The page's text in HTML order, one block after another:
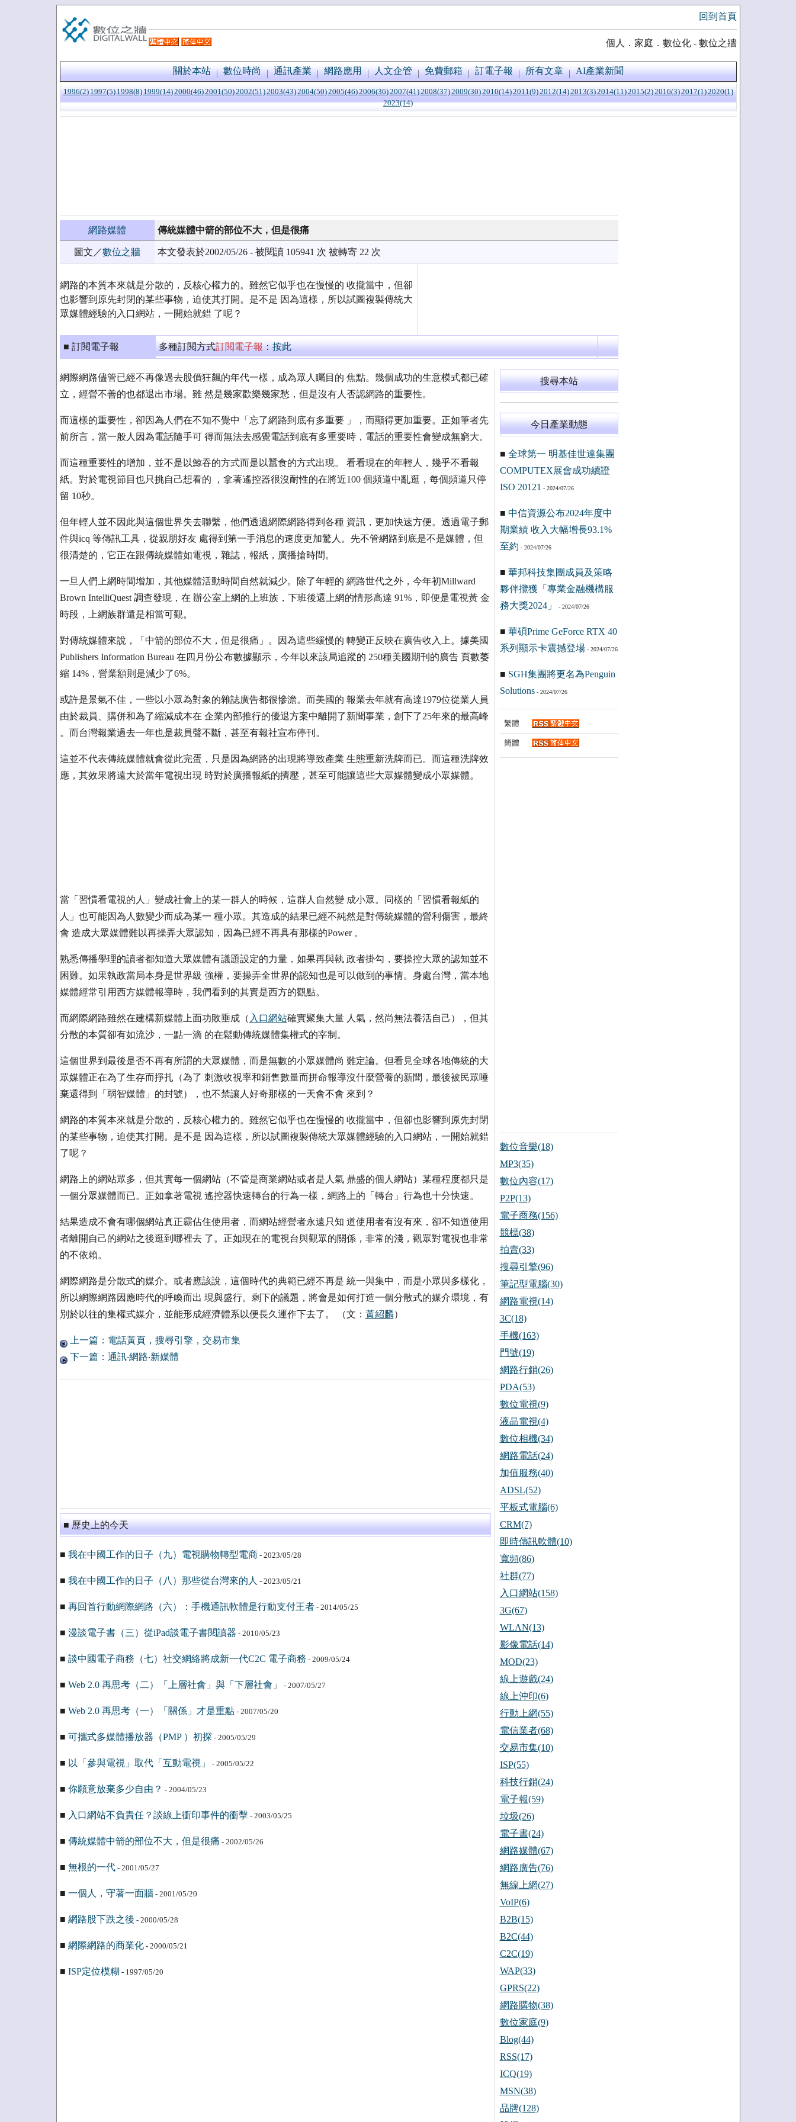
回到首頁
個人．家庭．數位化 - 數位之牆
關於本站 數位時尚 通訊產業 網路應用 人文企管 免費郵箱 訂電子報 所有文章 AI產業新聞
1996(2) 1997(5) 1998(8) 1999(14)2000(46)2001(50)2002(51)2003(43)2004(50)2005(46)2006(36)2007(41)2008(37)2009(30)2010(14)2011(9)2012(14)2013(3)2014(11)2015(2)2016(3)2017(1)2020(1)
2023(14)
網路媒體 傳統媒體中箭的部位不大，但是很痛
圖文／數位之牆 本文發表於2002/05/26 - 被閱讀 105941 次 被轉寄 22 次
網路的本質本來就是分散的，反核心權力的。雖然它似乎也在慢慢的 收攏當中，但卻
也影響到原先封閉的某些事物，迫使其打開。是不是 因為這樣，所以試圖複製傳統大
眾媒體經驗的入口網站，一開始就錯 了呢？
■ 訂閱電子報 多種訂閱方式訂閱電子報：按此
網際網路儘管已經不再像過去股價狂飆的年代一樣，成為眾人矚目的 焦點。幾個成功的生意模式都已確
立，經營不善的也都退出市場。雖 然是幾家歡樂幾家愁，但是沒有人否認網路的重要性。
而這樣的重要性，卻因為人們在不知不覺中「忘了網路到底有多重要 」，而顯得更加重要。正如筆者先
前所言，當一般人因為電話隨手可 得而無法去感覺電話到底有多重要時，電話的重要性會變成無窮大。
而這種重要性的增加，並不是以鯨吞的方式而是以蠶食的方式出現。 看看現在的年輕人，幾乎不看報
紙。對於電視節目也只挑自己想看的 ，拿著遙控器很沒耐性的在將近100 個頻道中亂逛，每個頻道只停
留 10秒。
但年輕人並不因此與這個世界失去聯繫，他們透過網際網路得到各種 資訊，更加快速方便。透過電子郵
件與icq 等傳訊工具，從親朋好友 處得到第一手消息的速度更加驚人。先不管網路到底是不是媒體，但
很清楚的，它正在跟傳統媒體如電視，雜誌，報紙，廣播搶時間。
一旦人們上網時間增加，其他媒體活動時間自然就減少。除了年輕的 網路世代之外，今年初Millward
Brown IntelliQuest 調查發現，在 辦公室上網的上班族，下班後還上網的情形高達 91%，即便是電視黃 金
時段，上網族群還是相當可觀。
對傳統媒體來說，「中箭的部位不大，但是很痛」。因為這些緩慢的 轉變正反映在廣告收入上。據美國
Publishers Information Bureau 在四月份公布數據顯示，今年以來該局追蹤的 250種美國期刊的廣告 頁數萎
縮 14%，營業額則是減少了6%。
或許是景氣不佳，一些以小眾為對象的雜誌廣告都很慘澹。而美國的 報業去年就有高達1979位從業人員
由於裁員、購併和為了縮減成本在 企業內部推行的優退方案中離開了新聞事業，創下了25年來的最高峰
。而台灣報業過去一年也是裁員聲不斷，甚至有報社宣布停刊。
這並不代表傳統媒體就會從此完蛋，只是因為網路的出現將導致產業 生態重新洗牌而已。而這種洗牌效
應，其效果將遠大於當年電視出現 時對於廣播報紙的擠壓，甚至可能讓這些大眾媒體變成小眾媒體。
當「習慣看電視的人」變成社會上的某一群人的時候，這群人自然變 成小眾。同樣的「習慣看報紙的
人」也可能因為人數變少而成為某一 種小眾。其造成的結果已經不純然是對傳統媒體的營利傷害，最終
會 造成大眾媒體難以再操弄大眾認知，因為已經不再具有那樣的Power 。
熟悉傳播學理的讀者都知道大眾媒體有議題設定的力量，如果再與執 政者掛勾，要操控大眾的認知並不
困難。如果執政當局本身是世界級 強權，要操弄全世界的認知也是可以做到的事情。身處台灣，當本地
媒體經常引用西方媒體報導時，我們看到的其實是西方的觀點。
而網際網路雖然在建構新媒體上面功敗垂成（ 入口網站確實聚集大量 人氣，然尚無法養活自己），但其
分散的本質卻有如流沙，一點一滴 的在鬆動傳統媒體集權式的宰制。
這個世界到最後是否不再有所謂的大眾媒體，而是無數的小眾媒體尚 難定論。但看見全球各地傳統的大
眾媒體正在為了生存而掙扎（為了 刺激收視率和銷售數量而拼命報導沒什麼營養的新聞，最後被民眾唾
棄還得到「弱智媒體」的封號），也不禁讓人好奇那樣的一天會不會 來到？
網路的本質本來就是分散的，反核心權力的。雖然它似乎也在慢慢的 收攏當中，但卻也影響到原先封閉
的某些事物，迫使其打開。是不是 因為這樣，所以試圖複製傳統大眾媒體經驗的入口網站，一開始就錯
了呢？
網路上的網站眾多，但其實每一個網站（不管是商業網站或者是人氣 鼎盛的個人網站）某種程度都只是
一個分眾媒體而已。正如拿著電視 遙控器快速轉台的行為一樣，網路上的「轉台」行為也十分快速。
結果造成不會有哪個網站真正霸佔住使用者，而網站經營者永遠只知 道使用者有沒有來，卻不知道使用
者離開自己的網站之後逛到哪裡去 了。正如現在的電視台與觀眾的關係，非常的淺，觀眾對電視也非常
的不依賴。
網際網路是分散式的媒介。或者應該說，這個時代的典範已經不再是 統一與集中，而是小眾與多樣化，
所以網際網路因應時代的呼喚而出 現與盛行。剩下的議題，將會是如何打造一個分散式的媒介環境，有
別於以往的集權式媒介，並能形成經濟體系以便長久運作下去了。 （文： 黃紹麟）
上一篇：電話黃頁，搜尋引擎，交易市集
下一篇：通訊‧網路‧新媒體
■ 歷史上的今天
■ 我在中國工作的日子（九）電視購物轉型電商 - 2023/05/28
■ 我在中國工作的日子（八）那些從台灣來的人 - 2023/05/21
■ 再回首行動網際網路（六）：手機通訊軟體是行動支付王者- 2014/05/25
■ 漫談電子書（三）從iPad談電子書閱讀器 - 2010/05/23
■ 談中國電子商務（七）社交網絡將成新一代C2C 電子商務 - 2009/05/24
■ Web 2.0 再思考（二）「上層社會」與「下層社會」 - 2007/05/27
■ Web 2.0 再思考（一）「關係」才是重點- 2007/05/20
■ 可攜式多媒體播放器（PMP ）初探 - 2005/05/29
■ 以「參與電視」取代「互動電視」 - 2005/05/22
■ 你願意放棄多少自由？ - 2004/05/23
■ 入口網站不負責任？談線上衝印事件的衝擊- 2003/05/25
■ 傳統媒體中箭的部位不大，但是很痛 - 2002/05/26
■ 無根的一代- 2001/05/27
■ 一個人，守著一面牆- 2001/05/20
■ 網路股下跌之後 - 2000/05/28
■ 網際網路的商業化- 2000/05/21
■ ISP定位模糊 - 1997/05/20
搜尋本站
今日產業動態
■ 全球第一 明基佳世達集團
COMPUTEX展會成功續證
ISO 20121 - 2024/07/26
■ 中信資源公布2024年度中
期業績 收入大幅增長93.1%
至約 - 2024/07/26
■ 華邦科技集團成員及策略
夥伴攬獲「專業金融機構服
務大獎2024」
- 2024/07/26
■ 華碩Prime GeForce RTX 40
系列顯示卡震撼登場- 2024/07/26
■ SGH集團將更名為Penguin
Solutions- 2024/07/26
繁體
簡體
數位音樂(18)
MP3(35)
數位內容(17)
P2P(13)
電子商務(156)
競標(38)
拍賣(33)
搜尋引擎(96)
筆記型電腦(30)
網路電視(14)
3C(18)
手機(163)
門號(19)
網路行銷(26)
PDA(53)
數位電視(9)
液晶電視(4)
數位相機(34)
網路電話(24)
加值服務(40)
ADSL(52)
平板式電腦(6)
CRM(7)
即時傳訊軟體(10)
寬頻(86)
社群(77)
入口網站(158)
3G(67)
WLAN(13)
影像電話(14)
MOD(23)
線上遊戲(24)
線上沖印(6)
行動上網(55)
電信業者(68)
交易市集(10)
ISP(55)
科技行銷(24)
電子報(59)
垃圾(26)
電子書(24)
網路媒體(67)
網路廣告(76)
無線上網(27)
VoIP(6)
B2B(15)
B2C(44)
C2C(19)
WAP(33)
GPRS(22)
網路購物(38)
數位家庭(9)
Blog(44)
RSS(17)
ICQ(19)
MSN(38)
品牌(128)